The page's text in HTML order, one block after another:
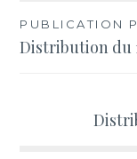
Navigation
de
PUBLICATION
Distribution du